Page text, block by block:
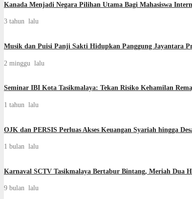
Kanada Menjadi Negara Pilihan Utama Bagi Mahasiswa
3 tahun lalu
Musik dan Puisi Panji Sakti Hidupkan Panggung Jayantara
2 minggu lalu
Seminar IBI Kota Tasikmalaya: Tekan Risiko Kehamilan
1 tahun lalu
OJK dan PERSIS Perluas Akses Keuangan Syariah hingga
1 bulan lalu
Karnaval SCTV Tasikmalaya Bertabur Bintang, Meriah Dua
9 bulan lalu